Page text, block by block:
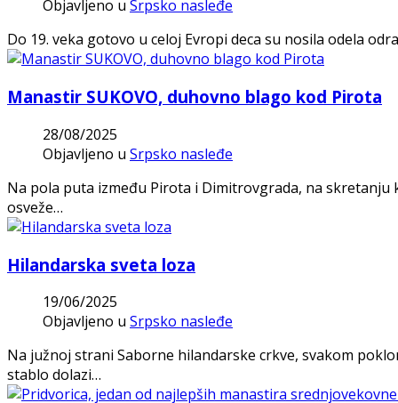
Objavljeno u Srpsko nasleđe
Do 19. veka gotovo u celoj Evropi deca su nosila odela
Manastir SUKOVO, duhovno blago kod Pirota
28/08/2025
Objavljeno u Srpsko nasleđe
Na pola puta između Pirota i Dimitrovgrada, na skretanju
osveže…
Hilandarska sveta loza
19/06/2025
Objavljeno u Srpsko nasleđe
Na južnoj strani Saborne hilandarske crkve, svakom
stablo dolazi…